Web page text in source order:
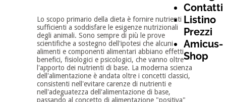
Lo scopo primario della dieta è fornire nutrienti
sufficienti a soddisfare le esigenze nutrizionali
degli animali. Sono sempre di più le prove
scientifiche a sostegno dell'ipotesi che alcuni
alimenti e componenti alimentari abbiano effetti
benefici, fisiologici e psicologici, che vanno oltre
l'apporto dei nutrienti di base. La moderna scienza
dell'alimentazione è andata oltre i concetti classici,
consistenti nell'evitare carenze di nutrienti e
nell'adeguatezza dell'alimentazione di base,
passando al concetto di alimentazione "positiva"
Contatti
Listino
Prezzi
Amicus-
Shop